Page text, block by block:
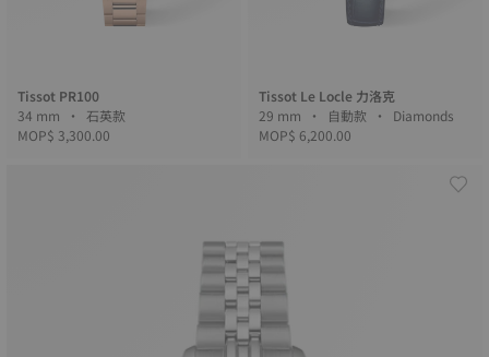
Tissot PR100
34 mm • 石英款
MOP$ 3,300.00
Tissot Le Locle 力洛克
29 mm • 自動款 • Diamonds
MOP$ 6,200.00